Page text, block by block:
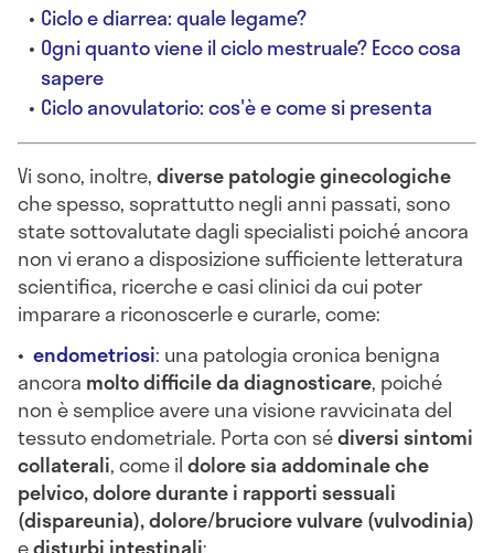
Ciclo e diarrea: quale legame?
Ogni quanto viene il ciclo mestruale? Ecco cosa
sapere
Ciclo anovulatorio: cos'è e come si presenta
Vi sono, inoltre,diverse patologie ginecologiche
che spesso, soprattutto negli anni passati, sono
state sottovalutate dagli specialisti poiché ancora
non vi erano a disposizione sufficiente letteratura
scientifica, ricerche e casi clinici da cui poter
imparare a riconoscerle e curarle, come:
• endometriosi: una patologia cronica benigna
ancora molto difficile da diagnosticare, poiché
non è semplice avere una visione ravvicinata del
tessuto endometriale. Porta con sédiversi sintomi
collaterali, come ildolore sia addominale che
pelvico, dolore durante i rapporti sessuali
(dispareunia), dolore/bruciore vulvare (vulvodinia)